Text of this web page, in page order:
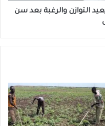
التوازن والرغبة بعد سن